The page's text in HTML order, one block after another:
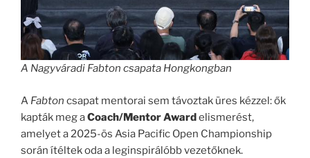
A Nagyváradi Fabton csapata Hongkongban
A Fabton csapat mentorai sem távoztak üres kézzel: ők
kapták meg aCoach/Mentor Awardelismerést,
amelyet a 2025-ös Asia Pacific Open Championship
során ítéltek oda a leginspirálóbb vezetőknek.